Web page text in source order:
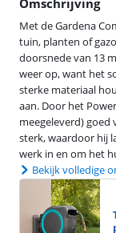
Met de Gardena
tuin, planten of
doorsnede van 13
weer op, want het
sterke materiaal
aan. Door het
meegeleverd) goed
sterk, waardoor hij
werk in en om het
Bekijk volledige